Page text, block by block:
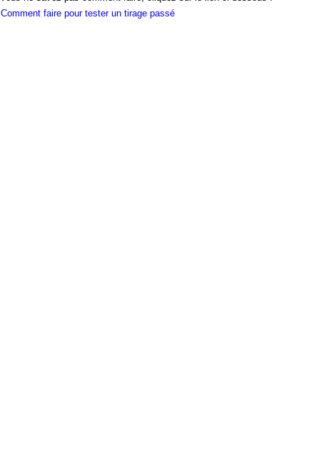
Comment faire pour tester un tirage passé